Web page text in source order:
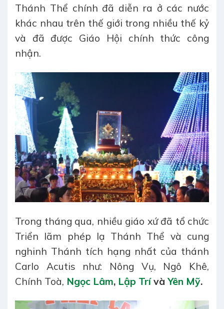
Thánh Thể chính đã diễn ra ở các nước
khác nhau trên thế giới trong nhiều thế kỷ
và đã được Giáo Hội chính thức công
nhận.
Trong tháng qua, nhiều giáo xứ đã tổ chức
Triển lãm phép lạ Thánh Thể và cung
nghinh Thánh tích hạng nhất của thánh
Carlo Acutis như: Nông Vụ, Ngô Khê,
Chính Toà, Ngọc Lâm, Lập Trívà Yên Mỹ.